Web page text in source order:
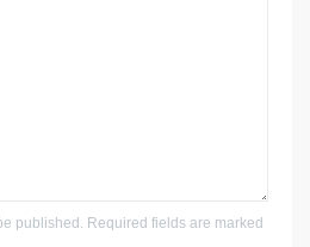
published. Required fields are marked